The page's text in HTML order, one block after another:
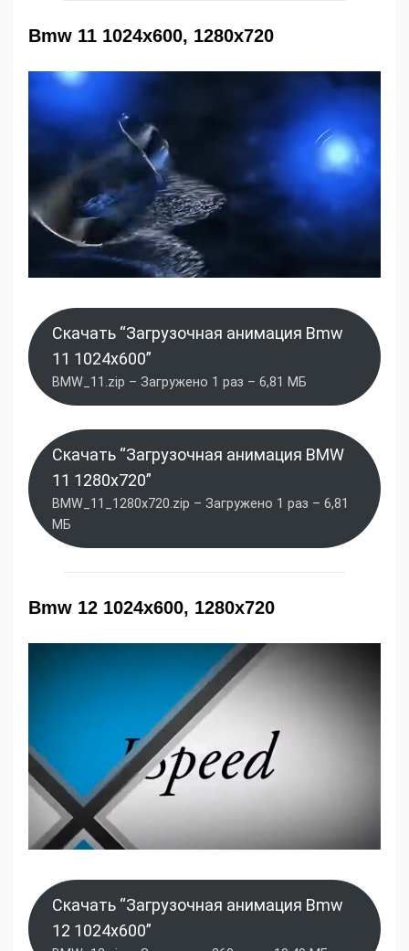
Bmw 11 1024x600, 1280x720
Скачать “Загрузочная анимация Bmw
11 1024x600”
BMW_11.zip – Загружено 1 раз – 6,81 МБ
Скачать “Загрузочная анимация BMW
11 1280x720”
BMW_11_1280x720.zip – Загружено 1 раз – 6,81
МБ
Bmw 12 1024x600, 1280x720
Скачать “Загрузочная анимация Bmw
12 1024x600”